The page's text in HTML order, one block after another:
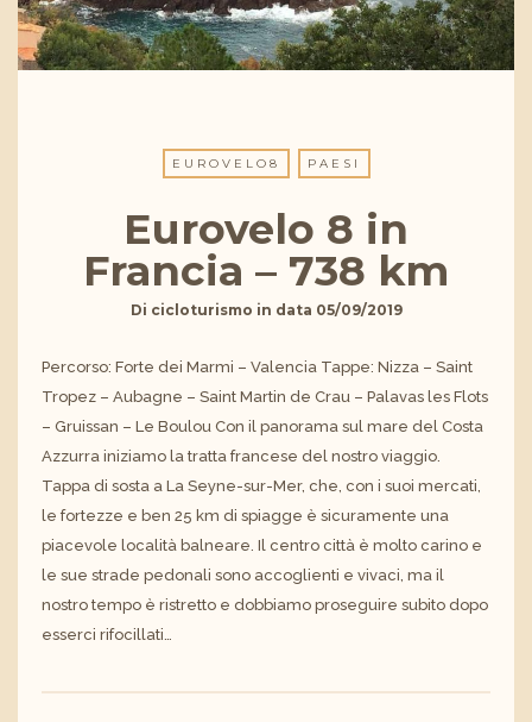
EUROVELO8 PAESI
Eurovelo 8 in
Francia – 738 km
Di cicloturismo in data 05/09/2019
Percorso: Forte dei Marmi – Valencia Tappe: Nizza – Saint
Tropez – Aubagne – Saint Martin de Crau – Palavas les Flots
– Gruissan – Le Boulou Con il panorama sul mare del Costa
Azzurra iniziamo la tratta francese del nostro viaggio.
Tappa di sosta a La Seyne-sur-Mer, che, con i suoi mercati,
le fortezze e ben 25 km di spiagge è sicuramente una
piacevole località balneare. Il centro città è molto carino e
le sue strade pedonali sono accoglienti e vivaci, ma il
nostro tempo è ristretto e dobbiamo proseguire subito dopo
esserci rifocillati…